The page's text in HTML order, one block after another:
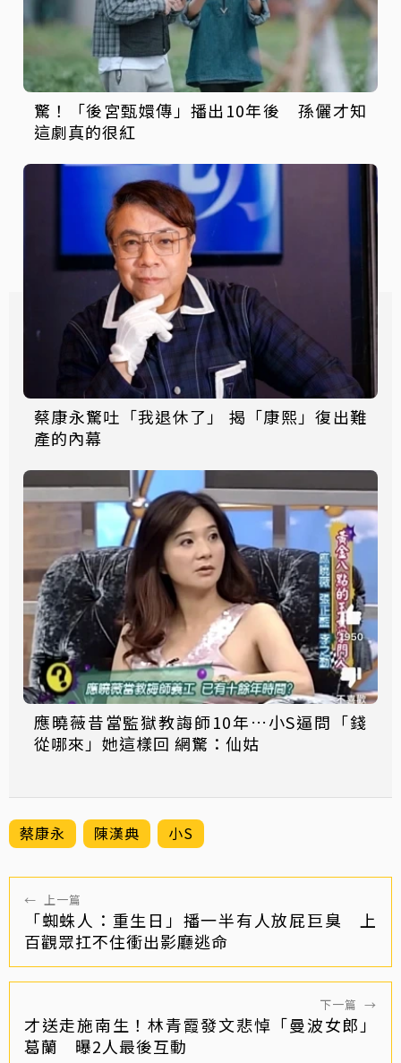
驚！「後宮甄嬛傳」播出10年後 孫儷才知
這劇真的很紅
蔡康永驚吐「我退休了」 揭「康熙」復出難
產的內幕
應曉薇昔當監獄教誨師10年…小S逼問「錢
從哪來」她這樣回 網驚：仙姑
蔡康永 陳漢典 小S
← 上一篇
「蜘蛛人：重生日」播一半有人放屁巨臭 上
百觀眾扛不住衝出影廳逃命
下一篇 →
才送走施南生！林青霞發文悲悼「曼波女郎」
葛蘭 曝2人最後互動